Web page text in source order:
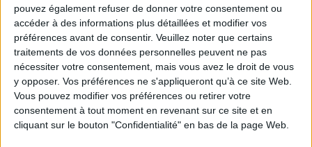
pouvez également refuser de donner votre consentement ou
accéder à des informations plus détaillées et modifier vos
préférences avant de consentir. Veuillez noter que certains
traitements de vos données personnelles peuvent ne pas
nécessiter votre consentement, mais vous avez le droit de vous
y opposer. Vos préférences ne s'appliqueront qu’à ce site Web.
Vous pouvez modifier vos préférences ou retirer votre
consentement à tout moment en revenant sur ce site et en
cliquant sur le bouton "Confidentialité" en bas de la page Web.
Découvrir Cotélib
Découvrir Cotelib
Nos services